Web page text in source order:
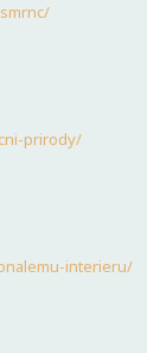
prirody/
interieru/